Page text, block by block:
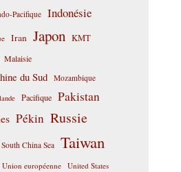
Pacifique Indonésie
Iran Japon KMT
Malaisie
du Sud Mozambique
Pacifique Pakistan
Pékin Russie
South China Sea Taiwan
Union européenne United States